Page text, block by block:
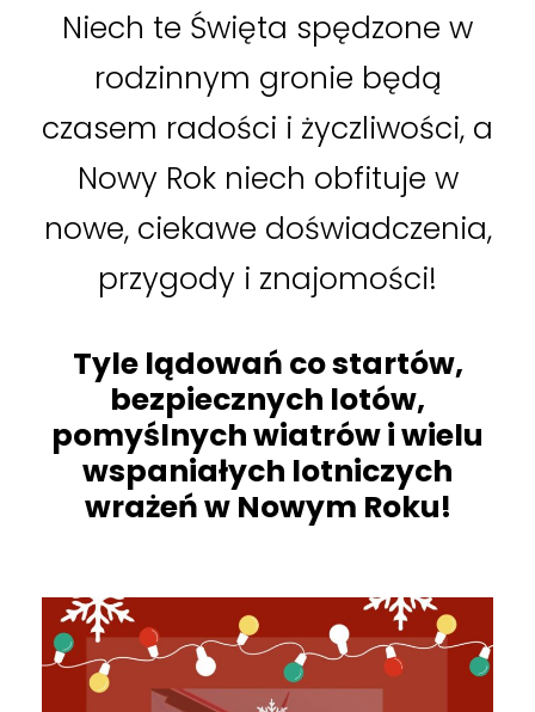
Niech te Święta spędzone w
rodzinnym gronie będą
czasem radości i życzliwości, a
Nowy Rok niech obfituje w
nowe, ciekawe doświadczenia,
przygody i znajomości!
Tyle lądowań co startów,
bezpiecznych lotów,
pomyślnych wiatrów iwielu
wspaniałych lotniczych
wrażeń w Nowym Roku!